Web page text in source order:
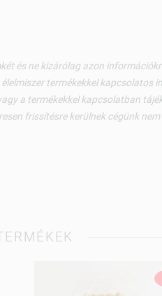
és ne kizárólag azon
termékekkel
a termékekkel kapcsolatban
frissítésre kerülnek cégünk